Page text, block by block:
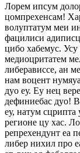
Лорем ипсум
цомпрехенсам!
волуптатум меи
фацилиси
цибо хабемус.
медиоцритатем
либерависсе, ан
нам воцент
дуо еу. Еу нец
дефиниебас дуо!
еу, натум
регионе цу хас.
репрехендунт еа
либер нихил про